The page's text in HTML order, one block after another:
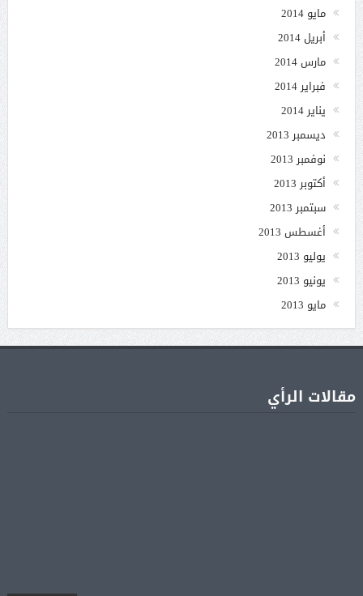
مايو 2014
أبريل 2014
مارس 2014
فبراير 2014
يناير 2014
ديسمبر 2013
نوفمبر 2013
أكتوبر 2013
سبتمبر 2013
أغسطس 2013
يوليو 2013
يونيو 2013
مايو 2013
مقالات الرأي